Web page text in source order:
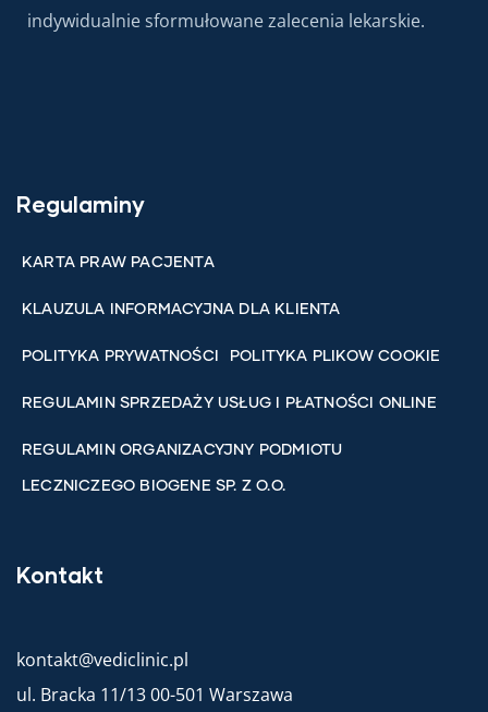
indywidualnie sformułowane zalecenia lekarskie.
Regulaminy
KARTA PRAW PACJENTA
KLAUZULA INFORMACYJNA DLA KLIENTA
POLITYKA PRYWATNOŚCI POLITYKA PLIKOW COOKIE
REGULAMIN SPRZEDAŻY USŁUG I PŁATNOŚCI ONLINE
REGULAMIN ORGANIZACYJNY PODMIOTU
LECZNICZEGO BIOGENE SP. Z O.O.
Kontakt
kontakt@vediclinic.pl
ul. Bracka 11/13 00-501 Warszawa